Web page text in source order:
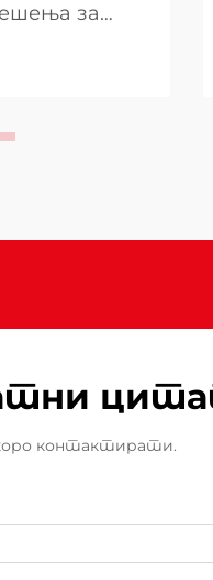
за
за
контактирати.